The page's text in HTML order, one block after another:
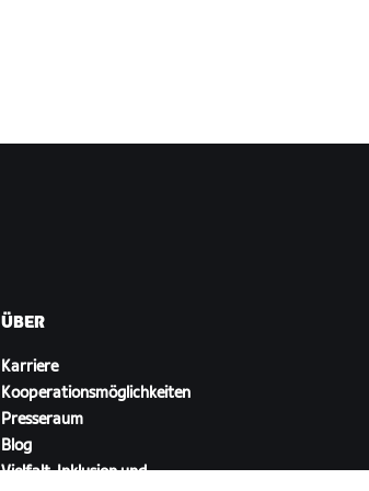
ÜBER
Karriere
Kooperationsmöglichkeiten
Presseraum
Blog
Vielfalt, Inklusion und